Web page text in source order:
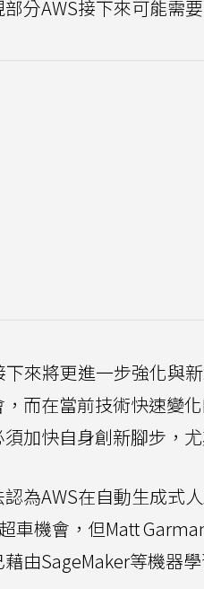
分AWS接下來可能需
下來將更進一步強化與
而在當前技術快速變
加快自身創新腳步，
為AWS在自動生成式
車機會，但Matt
由SageMaker等機器